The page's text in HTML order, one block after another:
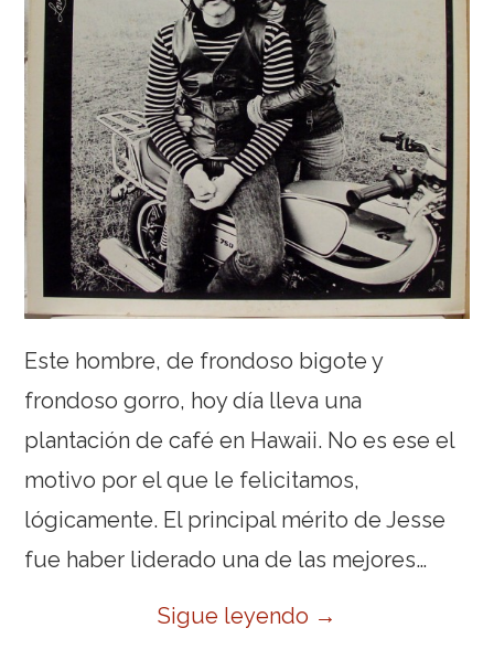
Este hombre, de frondoso bigote y
frondoso gorro, hoy día lleva una
plantación de café en Hawaii. No es ese el
motivo por el que le felicitamos,
lógicamente. El principal mérito de Jesse
fue haber liderado una de las mejores…
Sigue leyendo →